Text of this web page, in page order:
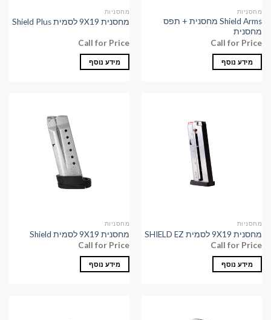
מחסניות
Shield Arms מחסנית + תפס
מחסנית
Call for Price
מידע נוסף
מחסניות
מחסנית 9X19 לסמית Shield Plus
Call for Price
מידע נוסף
מחסניות
מחסנית 9X19 לסמית SHIELD EZ
Call for Price
מידע נוסף
מחסניות
מחסנית 9X19 לסמית Shield
Call for Price
מידע נוסף